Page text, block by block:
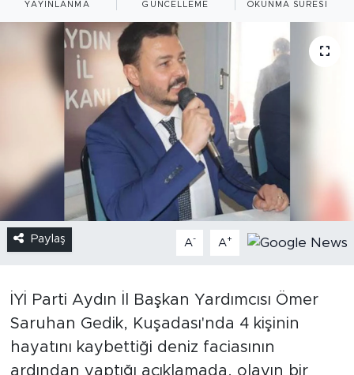
YAYINLANMA GÜNCELLEME OKUNMA SÜRESI
Paylaş A- A+
İYİ Parti Aydın İl Başkan Yardımcısı Ömer
Saruhan Gedik, Kuşadası'nda 4 kişinin
hayatını kaybettiği deniz faciasının
ardından yaptığı açıklamada, olayın bir